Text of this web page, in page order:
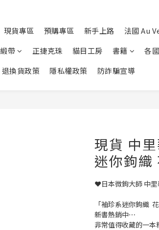
現貨專區 預購專區 新手上路
法國 Au
緞帶 正捷克珠 貓目工房 書籍 各
退換貨政策 隱私權政策 防詐騙宣導
現貨 中
迷你鉤織
❤️日本微鉤大師 中
「袖珍系迷你鉤織
新書熱銷中⋯
非常值得收藏的一本